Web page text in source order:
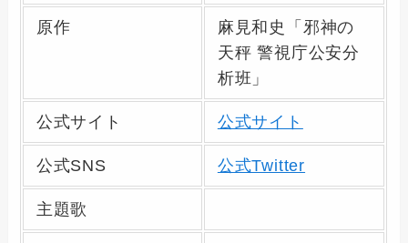
原作
麻見和史「邪神の
天秤 警視庁公安分
析班」
公式サイト 公式サイト
公式SNS 公式Twitter
主題歌